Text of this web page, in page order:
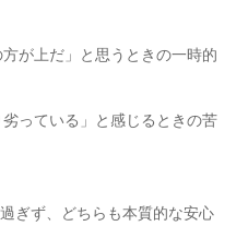
方が上だ」と思うときの一時的
劣っている」と感じるときの苦
ぎず、どちらも本質的な安心